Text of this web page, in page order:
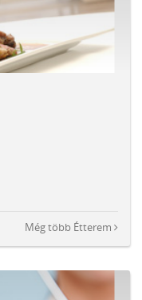
Még több Étterem